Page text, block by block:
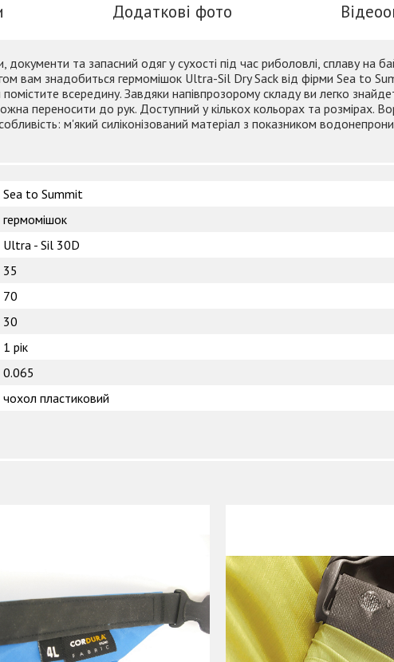
Додаткові фото
та запасний одяг у сухості під час риболовлі, сплаву на
вам знадобиться гермомішок Ultra-Sil Dry Sack від фірми Sea to
всередину. Завдяки напівпрозорому складу ви легко
переносити до рук. Доступний у кількох кольорах та розмірах.
м'який силіконізований матеріал з показником
Sea to Summit
гермомішок
Ultra - Sil 30D
35
70
30
1 рік
0.065
чохол пластиковий